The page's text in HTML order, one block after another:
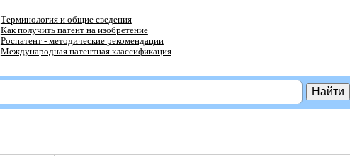
Терминология и общие сведения
Как получить патент на изобретение
Роспатент - методические рекомендации
Международная патентная классификация